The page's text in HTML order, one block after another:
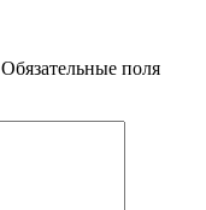
Обязательные поля